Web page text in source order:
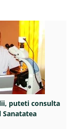
puteti consulta